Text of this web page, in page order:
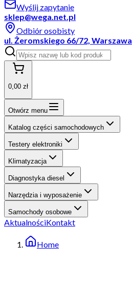
Wyślij zapytanie
sklep@wega.net.pl
Odbiór osobisty
ul. Żeromskiego 66/72, Warszawa
0,00 zł
Otwórz menu
Katalog części samochodowych
Testery elektroniki
Klimatyzacja
Diagnostyka diesel
Narzędzia i wyposażenie
Samochody osobowe
AktualnościKontakt
Home